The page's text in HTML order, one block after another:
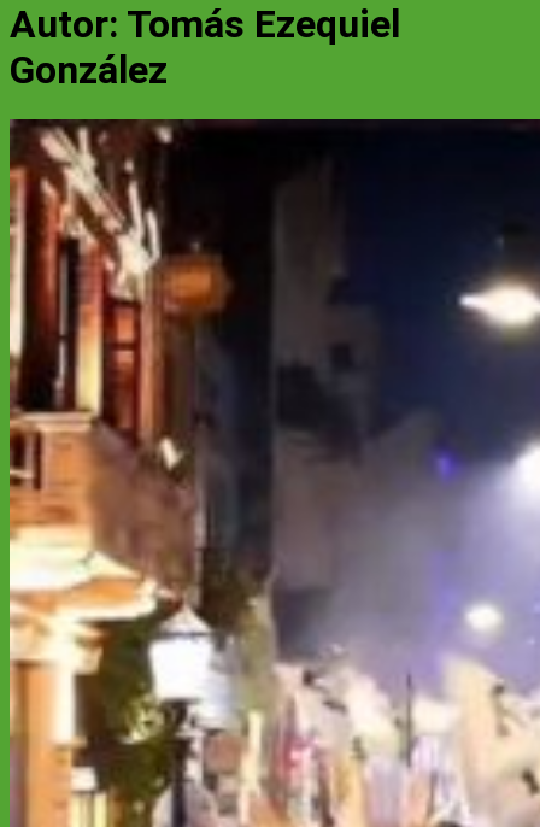
Autor: Tomás Ezequiel
González